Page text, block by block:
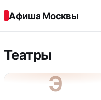
Афиша Москвы
Театры
Э